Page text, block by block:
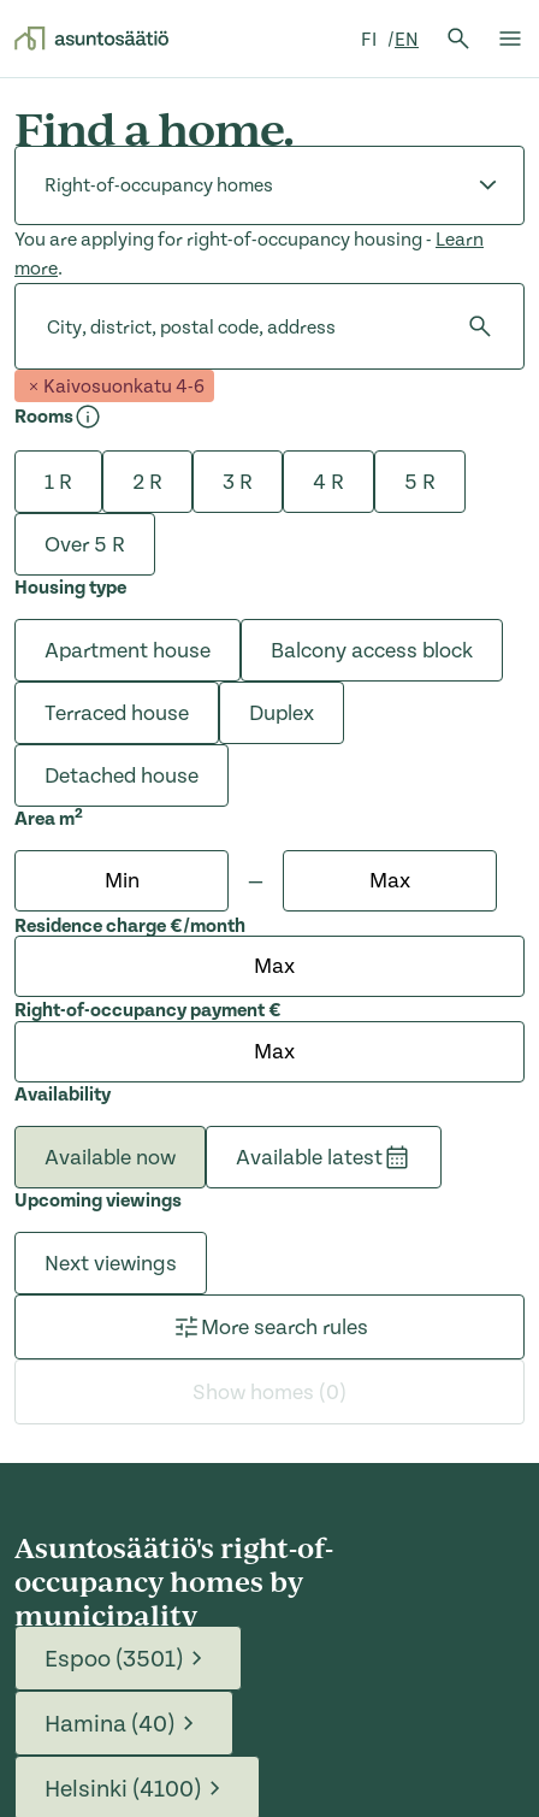
FI EN
Search
Find a home.
Apartment type
You are applying for right-of-occupancy housing - Learn
more.
City, district, postal code, address
Kaivosuonkatu 4-6
Rooms
1 R 2 R 3 R 4 R 5 R
Over 5 R
Housing type
Apartment house Balcony access block
Terraced house Duplex
Detached house
Aream2
—
Residence charge €/month
Right-of-occupancy payment €
Availability
Available now Available latest
Upcoming viewings
Next viewings
Show homes (0)
More search rules
Asuntosäätiö's right-of-
occupancy homes by
municipality
Espoo (3501)
Hamina (40)
Helsinki (4100)